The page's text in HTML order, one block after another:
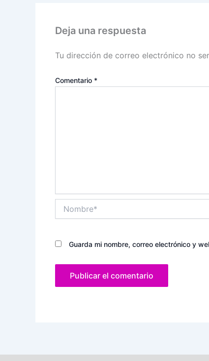
Deja una respuesta
Tu dirección de correo electrónico no
Comentario *
Guarda mi nombre, correo electrónico y